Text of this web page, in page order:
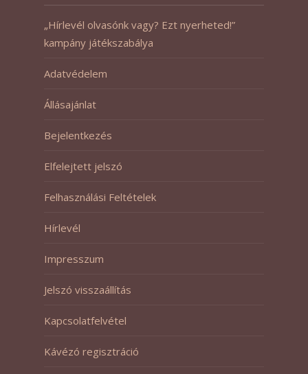
„Hírlevél olvasónk vagy? Ezt nyerheted!”
kampány játékszabálya
Adatvédelem
Állásajánlat
Bejelentkezés
Elfelejtett jelszó
Felhasználási Feltételek
Hírlevél
Impresszum
Jelszó visszaállítás
Kapcsolatfelvétel
Kávézó regisztráció